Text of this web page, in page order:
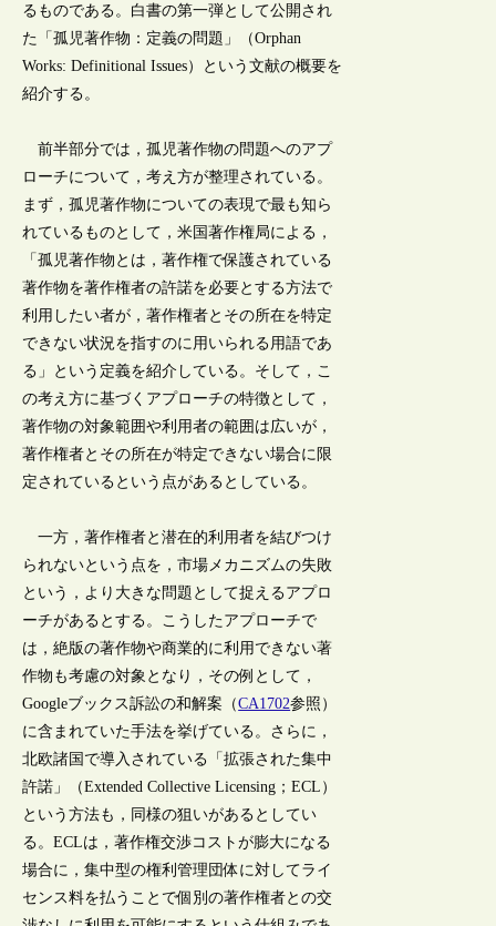
るものである。白書の第一弾として公開され
た「孤児著作物：定義の問題」（Orphan
Works: Definitional Issues）という文献の概要を
紹介する。
前半部分では，孤児著作物の問題へのアプ
ローチについて，考え方が整理されている。
まず，孤児著作物についての表現で最も知ら
れているものとして，米国著作権局による，
「孤児著作物とは，著作権で保護されている
著作物を著作権者の許諾を必要とする方法で
利用したい者が，著作権者とその所在を特定
できない状況を指すのに用いられる用語であ
る」という定義を紹介している。そして，こ
の考え方に基づくアプローチの特徴として，
著作物の対象範囲や利用者の範囲は広いが，
著作権者とその所在が特定できない場合に限
定されているという点があるとしている。
一方，著作権者と潜在的利用者を結びつけ
られないという点を，市場メカニズムの失敗
という，より大きな問題として捉えるアプロ
ーチがあるとする。こうしたアプローチで
は，絶版の著作物や商業的に利用できない著
作物も考慮の対象となり，その例として，
Googleブックス訴訟の和解案（CA1702参照）
に含まれていた手法を挙げている。さらに，
北欧諸国で導入されている「拡張された集中
許諾」（Extended Collective Licensing；ECL）
という方法も，同様の狙いがあるとしてい
る。ECLは，著作権交渉コストが膨大になる
場合に，集中型の権利管理団体に対してライ
センス料を払うことで個別の著作権者との交